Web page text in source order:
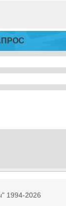
1994-2026